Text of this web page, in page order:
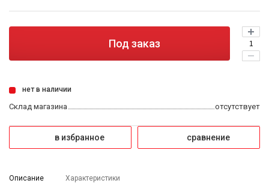
Под заказ
нет в наличии
Склад магазина отсутствует
в избранное сравнение
Описание Характеристики